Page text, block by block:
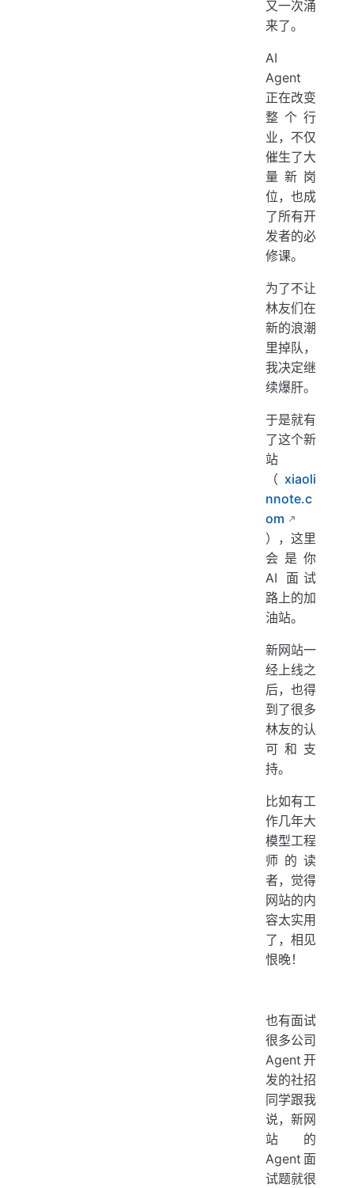
又一次涌
来了。
AI
Agent
正在改变
整个行
业，不仅
催生了大
量新岗
位，也成
了所有开
发者的必
修课。
为了不让
林友们在
新的浪潮
里掉队，
我决定继
续爆肝。
于是就有
了这个新
站
（ xiaoli
nnote.c
om
），这里
会是你
AI 面试
路上的加
油站。
新网站一
经上线之
后，也得
到了很多
林友的认
可和支
持。
比如有工
作几年大
模型工程
师的读
者，觉得
网站的内
容太实用
了，相见
恨晚！
也有面试
很多公司
Agent开
发的社招
同学跟我
说，新网
站的
Agent面
试题就很